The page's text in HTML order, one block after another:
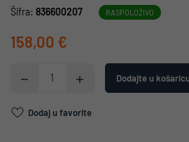
Šifra: 836600207 RASPOLOŽIVO
158,00 €
Dodajte u košaricu
Dodaj u favorite